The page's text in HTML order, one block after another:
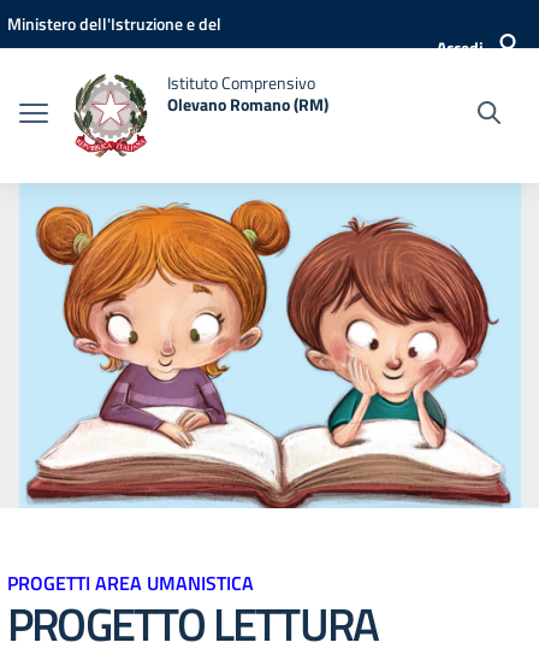
Vai ai contenuti
Vai al menu di navigazione
Vai al footer
Ministero dell'Istruzione e del
Accedi
Istituto Comprensivo
Olevano Romano (RM)
PROGETTI AREA UMANISTICA
PROGETTO LETTURA